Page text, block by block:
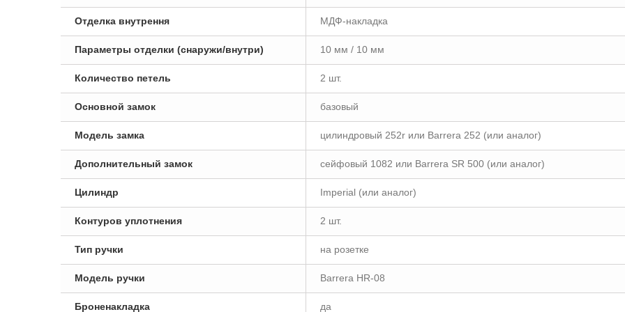
Отделка внутрення МДФ-накладка
Параметры отделки (снаружи/внутри) 10 мм / 10 мм
Количество петель 2 шт.
Основной замок базовый
Модель замка цилиндровый 252r или Barrera 252 (или аналог)
Дополнительный замок сейфовый 1082 или Barrera SR 500 (или аналог)
Цилиндр Imperial (или аналог)
Контуров уплотнения 2 шт.
Тип ручки на розетке
Модель ручки Barrera HR-08
Броненакладка да